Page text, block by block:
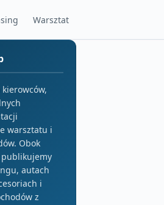
Warsztat
warsztatu i
Obok
autach
i
z